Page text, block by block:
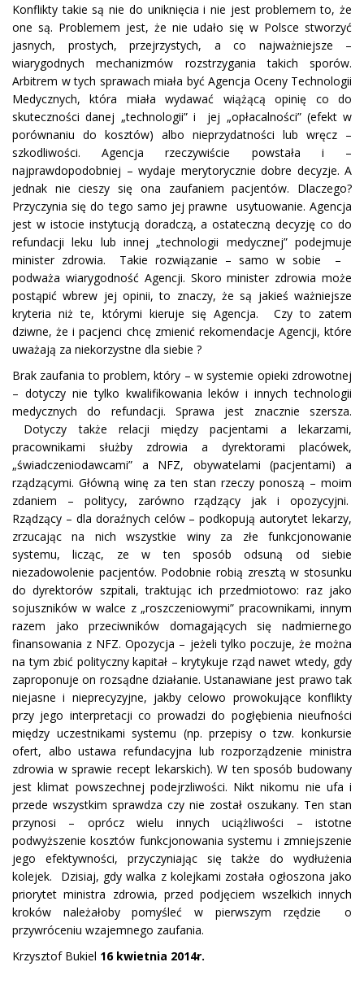
Konflikty takie są nie do uniknięcia i nie jest problemem to, że
one są. Problemem jest, że nie udało się w Polsce stworzyć
jasnych, prostych, przejrzystych, a co najważniejsze –
wiarygodnych mechanizmów rozstrzygania takich sporów.
Arbitrem w tych sprawach miała być Agencja Oceny Technologii
Medycznych, która miała wydawać wiążącą opinię co do
skuteczności danej „technologii” i jej „opłacalności” (efekt w
porównaniu do kosztów) albo nieprzydatności lub wręcz –
szkodliwości. Agencja rzeczywiście powstała i –
najprawdopodobniej – wydaje merytorycznie dobre decyzje. A
jednak nie cieszy się ona zaufaniem pacjentów. Dlaczego?
Przyczynia się do tego samo jej prawne usytuowanie. Agencja
jest w istocie instytucją doradczą, a ostateczną decyzję co do
refundacji leku lub innej „technologii medycznej” podejmuje
minister zdrowia. Takie rozwiązanie – samo w sobie –
podważa wiarygodność Agencji. Skoro minister zdrowia może
postąpić wbrew jej opinii, to znaczy, że są jakieś ważniejsze
kryteria niż te, którymi kieruje się Agencja. Czy to zatem
dziwne, że i pacjenci chcę zmienić rekomendacje Agencji, które
uważają za niekorzystne dla siebie ?
Brak zaufania to problem, który – w systemie opieki zdrowotnej
– dotyczy nie tylko kwalifikowania leków i innych technologii
medycznych do refundacji. Sprawa jest znacznie szersza.
Dotyczy także relacji między pacjentami a lekarzami,
pracownikami służby zdrowia a dyrektorami placówek,
„świadczeniodawcami” a NFZ, obywatelami (pacjentami) a
rządzącymi. Główną winę za ten stan rzeczy ponoszą – moim
zdaniem – politycy, zarówno rządzący jak i opozycyjni.
Rządzący – dla doraźnych celów – podkopują autorytet lekarzy,
zrzucając na nich wszystkie winy za złe funkcjonowanie
systemu, licząc, ze w ten sposób odsuną od siebie
niezadowolenie pacjentów. Podobnie robią zresztą w stosunku
do dyrektorów szpitali, traktując ich przedmiotowo: raz jako
sojuszników w walce z „roszczeniowymi” pracownikami, innym
razem jako przeciwników domagających się nadmiernego
finansowania z NFZ. Opozycja – jeżeli tylko poczuje, że można
na tym zbić polityczny kapitał – krytykuje rząd nawet wtedy, gdy
zaproponuje on rozsądne działanie. Ustanawiane jest prawo tak
niejasne i nieprecyzyjne, jakby celowo prowokujące konflikty
przy jego interpretacji co prowadzi do pogłębienia nieufności
między uczestnikami systemu (np. przepisy o tzw. konkursie
ofert, albo ustawa refundacyjna lub rozporządzenie ministra
zdrowia w sprawie recept lekarskich). W ten sposób budowany
jest klimat powszechnej podejrzliwości. Nikt nikomu nie ufa i
przede wszystkim sprawdza czy nie został oszukany. Ten stan
przynosi – oprócz wielu innych uciążliwości – istotne
podwyższenie kosztów funkcjonowania systemu i zmniejszenie
jego efektywności, przyczyniając się także do wydłużenia
kolejek. Dzisiaj, gdy walka z kolejkami została ogłoszona jako
priorytet ministra zdrowia, przed podjęciem wszelkich innych
kroków należałoby pomyśleć w pierwszym rzędzie o
przywróceniu wzajemnego zaufania.
Krzysztof Bukiel 16 kwietnia 2014r.